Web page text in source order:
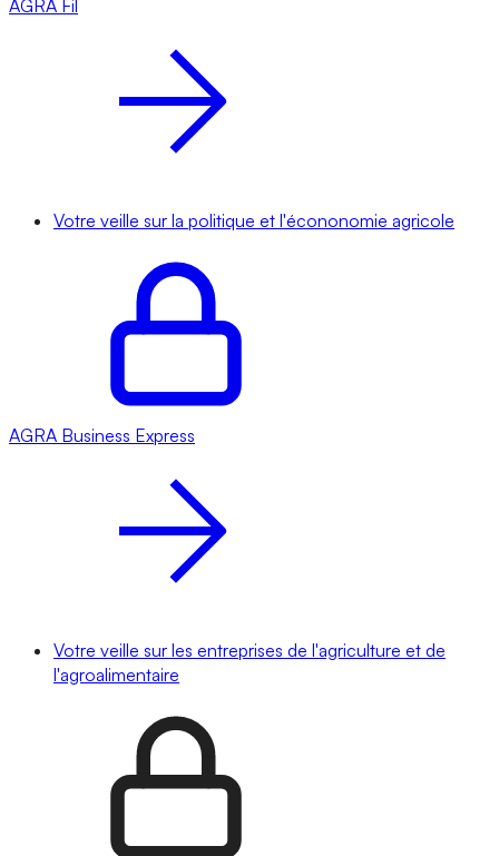
AGRA Fil
Votre veille sur la politique et l'écononomie agricole
AGRA Business Express
Votre veille sur les entreprises de l'agriculture et de
l'agroalimentaire